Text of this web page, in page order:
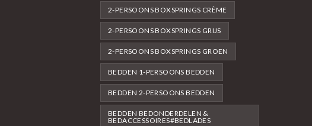
2-PERSOONS BOXSPRINGS CRÈME
2-PERSOONS BOXSPRINGS GRIJS
2-PERSOONS BOXSPRINGS GROEN
BEDDEN 1-PERSOONS BEDDEN
BEDDEN 2-PERSOONS BEDDEN
BEDDEN BEDONDERDELEN &
BEDACCESSOIRES#BEDLADES